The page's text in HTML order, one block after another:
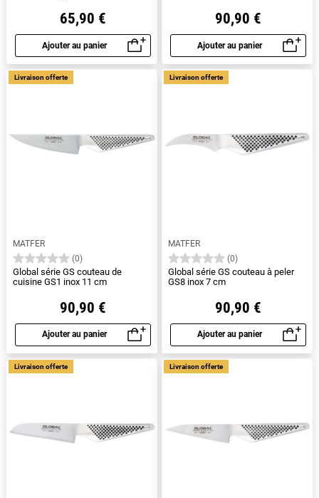
65,90 €
Ajouter au panier
Aperçu rapide
90,90 €
Ajouter au panier
Aperçu rapide
MATFER
(0)
Global série GS couteau de
cuisine GS1 inox 11 cm
90,90 €
Ajouter au panier
Aperçu rapide
Livraison offerte
MATFER
(0)
Global série GS couteau à peler
GS8 inox 7 cm
90,90 €
Ajouter au panier
Aperçu rapide
Livraison offerte
Livraison offerte Livraison offerte